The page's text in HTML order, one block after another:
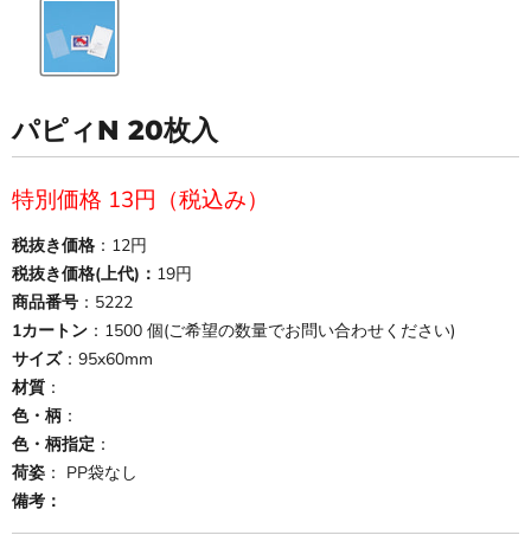
パピィN 20枚入
現在の価格
特別価格 13円（税込み）
税抜き価格 ：12円
税抜き価格(上代)： 19円
商品番号 ：5222
1カートン ：1500 個(ご希望の数量でお問い合わせください)
サイズ：95x60mm
材質 ：
色・柄 ：
色・柄指定 ：
荷姿 ： PP袋なし
備考：